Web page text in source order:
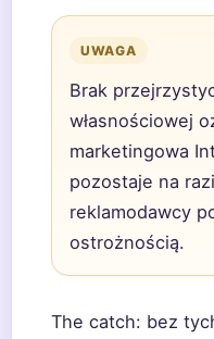
UWAGA
Brak
własnościowej
marketingowa
pozostaje na
reklamodawcy
ostrożnością.
The catch: bez